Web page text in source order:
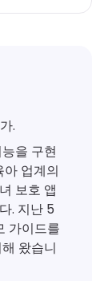
.
을 구현
업계의
보호 앱
. 지난 5
가이드를
왔습니